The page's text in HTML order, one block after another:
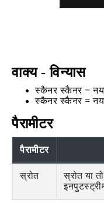
वाक्य - विन्यास
स्कैनर स्कैनर =
स्कैनर स्कैनर =
पैरामीटर
पैरामीटर
स्रोत
स्रोत या